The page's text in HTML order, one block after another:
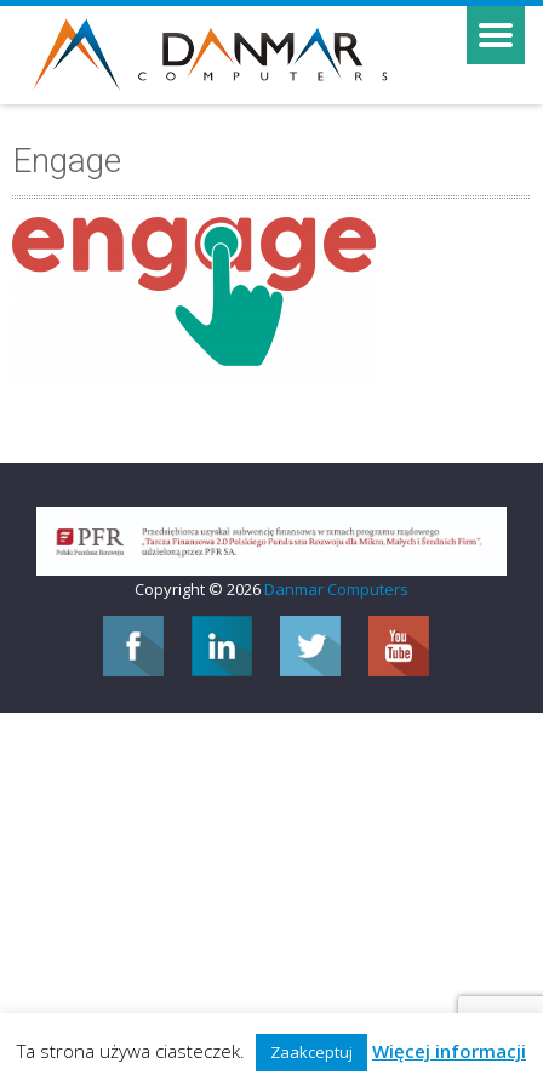
Engage
Copyright © 2026 Danmar Computers
Ta strona używa ciasteczek. Zaakceptuj Więcej informacji